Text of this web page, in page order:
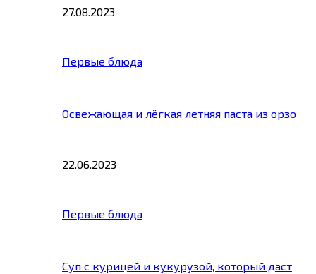
27.08.2023
Первые блюда
Освежающая и лёгкая летняя паста из орзо
22.06.2023
Первые блюда
Суп с курицей и кукурузой, который даст